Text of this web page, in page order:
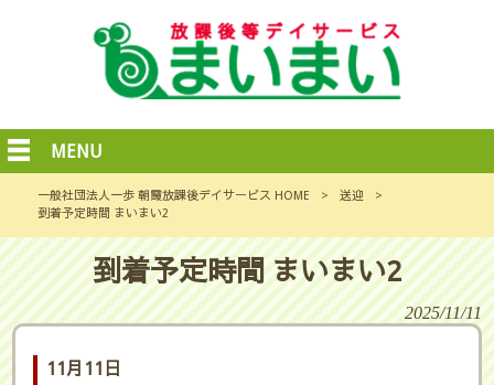
MENU
一般社団法人一歩 朝霞放課後デイサービス HOME > 送迎
>
到着予定時間 まいまい2
到着予定時間 まいまい2
2025/11/11
11月11日